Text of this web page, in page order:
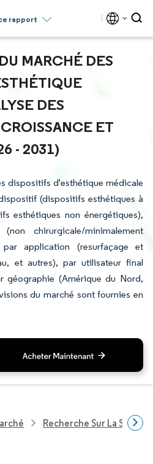
rapport
MARCHÉ DES
DES
ET
- 2031)
dispositifs d'esthétique médicale
(dispositifs esthétiques à
esthétiques non énergétiques),
chirurgicale/minimalement
application (resurfaçage et
et autres), par utilisateur final
géographie (Amérique du Nord,
du marché sont fournies en
Recherche Sur La Santé